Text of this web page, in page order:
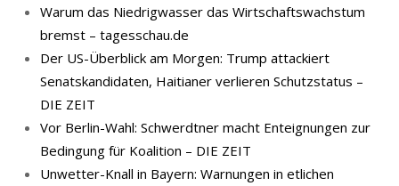
Warum das Niedrigwasser das Wirtschaftswachstum
bremst – tagesschau.de
Der US-Überblick am Morgen: Trump attackiert
Senatskandidaten, Haitianer verlieren Schutzstatus –
DIE ZEIT
Vor Berlin-Wahl: Schwerdtner macht Enteignungen zur
Bedingung für Koalition – DIE ZEIT
Unwetter-Knall in Bayern: Warnungen in etlichen